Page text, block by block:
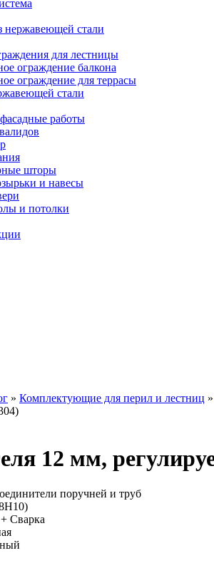
нержавеющей стали
для лестницы
ограждение балкона
ограждение для террасы
стали
работы
шторы
и навесы
и потолки
» Комплектующие для перил и лестниц »
12 мм,
поручней и труб
Сварка